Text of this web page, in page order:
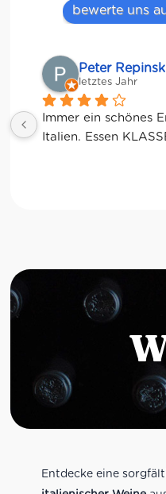
bewerte uns
Matze
letztes Jahr
Entdecke eine